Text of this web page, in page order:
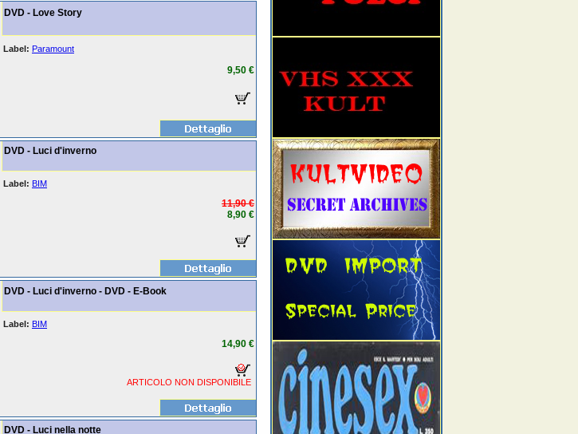
DVD - Love Story
Label: Paramount
9,50 €
DVD - Luci d'inverno
Label: BIM
11,90 €
8,90 €
DVD - Luci d'inverno - DVD - E-Book
Label: BIM
14,90 €
ARTICOLO NON DISPONIBILE
DVD - Luci nella notte